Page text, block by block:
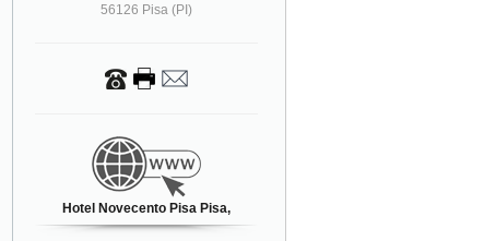
56126 Pisa (PI)
Hotel Novecento Pisa Pisa,